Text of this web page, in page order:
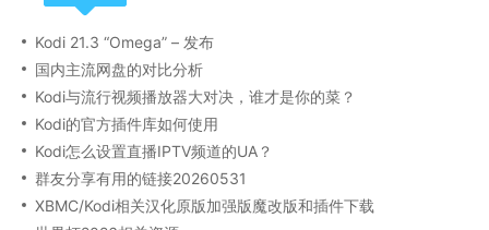
Kodi 21.3 “Omega” – 发布
国内主流网盘的对比分析
Kodi与流行视频播放器大对决，谁才是你的菜？
Kodi的官方插件库如何使用
Kodi怎么设置直播IPTV频道的UA？
群友分享有用的链接20260531
XBMC/Kodi相关汉化原版加强版魔改版和插件下载